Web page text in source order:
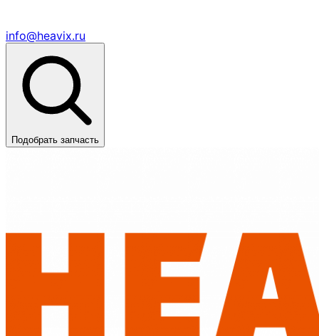
info@heavix.ru
Подобрать запчасть